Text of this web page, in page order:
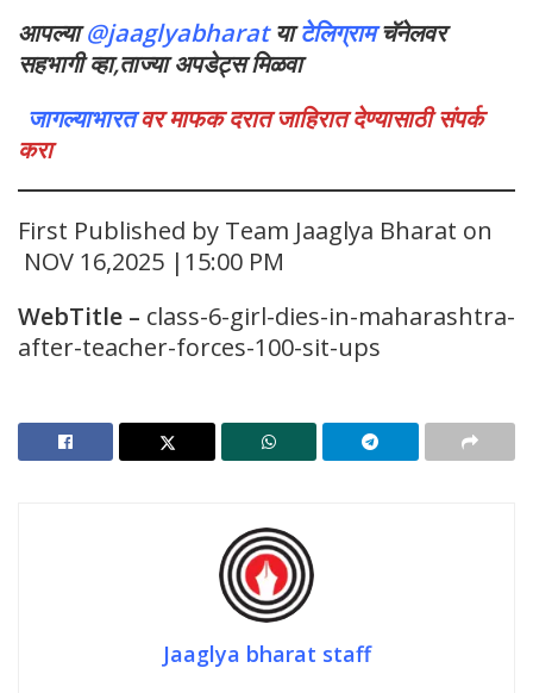
आपल्या@jaaglyabharatयाटेलिग्रामचॅनेलवर
सहभागी व्हा,ताज्या अपडेट्स मिळवा
जागल्याभारतवर माफक दरात जाहिरात देण्यासाठी संपर्क
करा
First Published by Team Jaaglya Bharat on
NOV 16,2025 |15:00 PM
WebTitle – class-6-girl-dies-in-maharashtra-
after-teacher-forces-100-sit-ups
Jaaglya bharat staff